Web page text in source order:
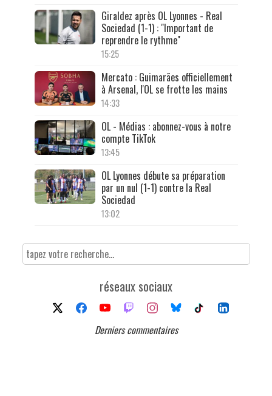
Giraldez après OL Lyonnes - Real
Sociedad (1-1) : "Important de
reprendre le rythme"
15:25
Mercato : Guimarães officiellement
à Arsenal, l'OL se frotte les mains
14:33
OL - Médias : abonnez-vous à notre
compte TikTok
13:45
OL Lyonnes débute sa préparation
par un nul (1-1) contre la Real
Sociedad
13:02
réseaux sociaux
Derniers commentaires